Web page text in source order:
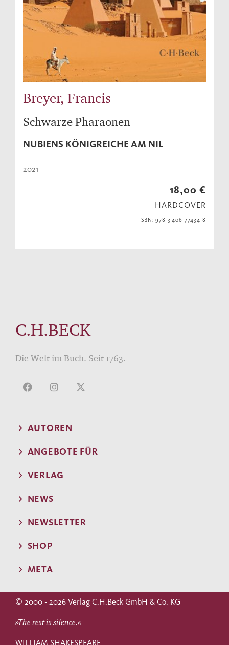
Breyer, Francis
Schwarze Pharaonen
NUBIENS KÖNIGREICHE AM NIL
2021
18,00 €
HARDCOVER
ISBN: 978-3-406-77434-8
C.H.BECK
Die Welt im Buch. Seit 1763.
AUTOREN
ANGEBOTE FÜR
VERLAG
NEWS
NEWSLETTER
SHOP
META
© 2000 - 2026 Verlag C.H.Beck GmbH & Co. KG
»The rest is silence.«
WILLIAM SHAKESPEARE